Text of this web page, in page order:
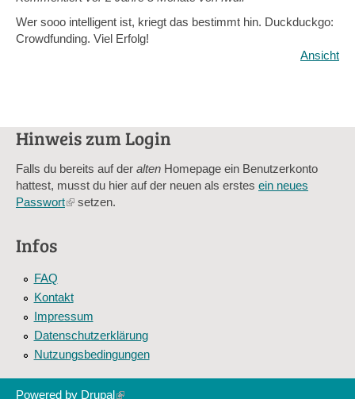
Wer sooo intelligent ist, kriegt das bestimmt hin. Duckduckgo:
Crowdfunding. Viel Erfolg!
Ansicht
Hinweis zum Login
Falls du bereits auf der alten Homepage ein Benutzerkonto
hattest, musst du hier auf der neuen als erstes ein neues
Passwort(linksetzen.
Infos
FAQ
Kontakt
Impressum
Datenschutzerklärung
Nutzungsbedingungen
Powered by Drupal(link